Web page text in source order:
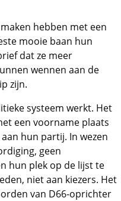
hebben met een
mooie baan hun
dat ze meer
wennen aan de
zijn.
systeem werkt. Het
een voorname plaats
hun partij. In wezen
geen
hun plek op de lijst te
niet aan kiezers. Het
van D66-oprichter